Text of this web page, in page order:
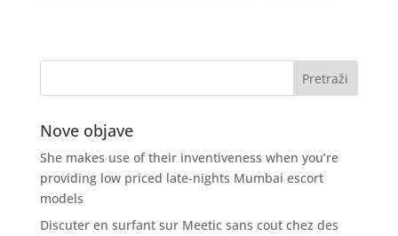
Nove objave
She makes use of their inventiveness when you’re
providing low priced late-nights Mumbai escort
models
Discuter en surfant sur Meetic sans cout chez des